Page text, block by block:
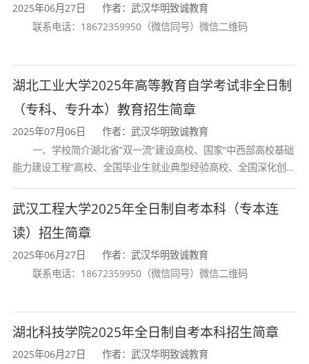
学历证书——由湖北工业大学与湖北省高等教育
自学考试委员会共同颁发
八、毕业待遇：
学生修完计划内的全部课程且考试合格，由主考
专科、本科文凭，国家承认学历，中国高等教育
信息网可查。毕业证按统一编号在国家教育部学
2025年06月27日
作者：武汉华明致诚教育
联系电话：18672359950（微信同号）微信二维码
湖北工业大学2025年高等教育自学考试非全日制
（专科、专升本）教育招生简章
2025年07月06日
作者：武汉华明致诚教育
一、学校简介湖北省“双一流”建设高校、国家“中西部高校基础
能力建设工程”高校、全国毕业生就业典型经验高校、全国深化创新
员职务科技成果所有权或
武汉工程大学2025年全日制自考本科（专本连
读）招生简章
2025年06月27日
作者：武汉华明致诚教育
联系电话：18672359950（微信同号）微信二维码
湖北科技学院2025年全日制自考本科招生简章
2025年06月27日
作者：武汉华明致诚教育